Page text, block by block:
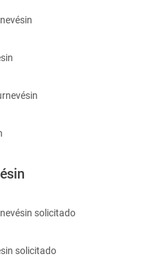
solicitado
solicitado